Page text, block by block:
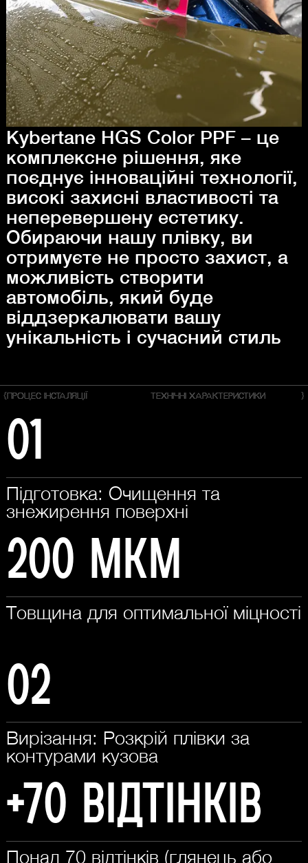
Kybertane HGS Color PPF – це
комплексне рішення, яке
поєднує інноваційні технології,
високі захисні властивості та
неперевершену естетику.
Обираючи нашу плівку, ви
отримуєте не просто захист, а
можливість створити
автомобіль, який буде
віддзеркалювати вашу
унікальність і сучасний стиль
{ ПРОЦЕС ІНСТАЛЯЦІЇ ТЕХНІЧНІ ХАРАКТЕРИСТИКИ }
01
Підготовка: Очищення та
знежирення поверхні
200 мкм
Товщина для оптимальної міцності
02
Вирізання: Розкрій плівки за
контурами кузова
+70 відтінків
Понад 70 відтінків (глянець або